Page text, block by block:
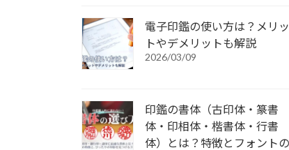
電子印鑑の使い方は？メリッ
トやデメリットも解説
2026/03/09
印鑑の書体（古印体・篆書
体・印相体・楷書体・行書
体）とは？特徴とフォントの